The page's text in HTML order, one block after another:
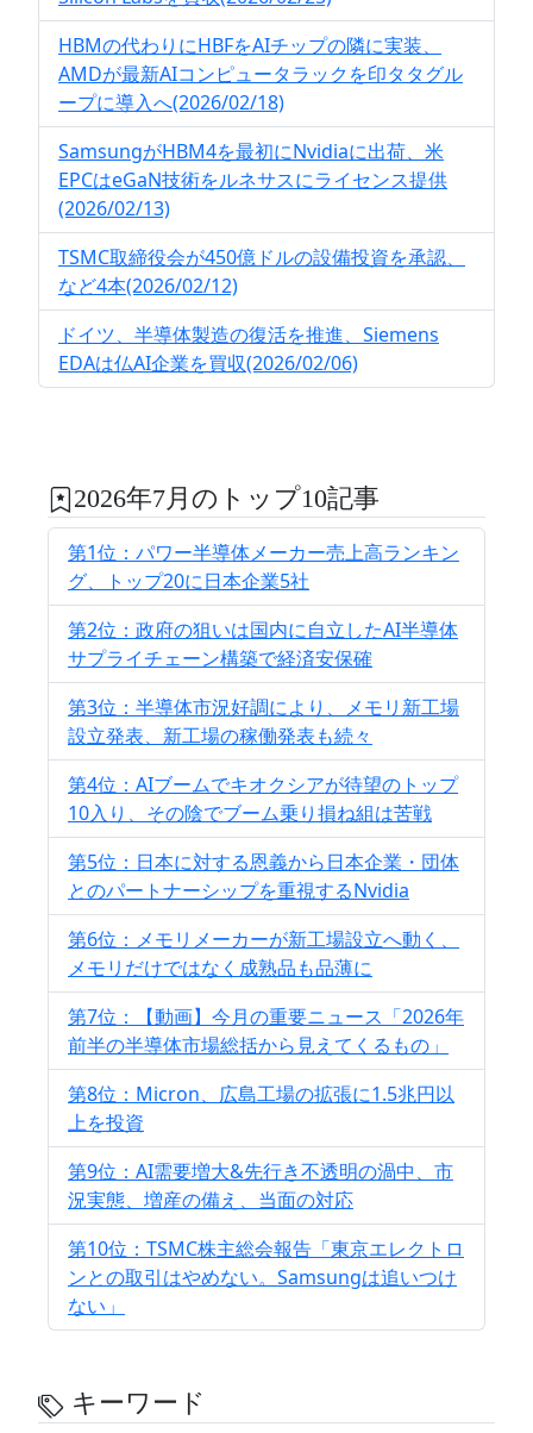
HBMの代わりにHBFをAIチップの隣に実装、
AMDが最新AIコンピュータラックを印タタグル
ープに導入へ(2026/02/18)
SamsungがHBM4を最初にNvidiaに出荷、米
EPCはeGaN技術をルネサスにライセンス提供
(2026/02/13)
TSMC取締役会が450億ドルの設備投資を承認、
など4本(2026/02/12)
ドイツ、半導体製造の復活を推進、Siemens
EDAは仏AI企業を買収(2026/02/06)
2026年7月のトップ10記事
第1位：パワー半導体メーカー売上高ランキン
グ、トップ20に日本企業5社
第2位：政府の狙いは国内に自立したAI半導体
サプライチェーン構築で経済安保確
第3位：半導体市況好調により、メモリ新工場
設立発表、新工場の稼働発表も続々
第4位：AIブームでキオクシアが待望のトップ
10入り、その陰でブーム乗り損ね組は苦戦
第5位：日本に対する恩義から日本企業・団体
とのパートナーシップを重視するNvidia
第6位：メモリメーカーが新工場設立へ動く、
メモリだけではなく成熟品も品薄に
第7位：【動画】今月の重要ニュース「2026年
前半の半導体市場総括から見えてくるもの」
第8位：Micron、広島工場の拡張に1.5兆円以
上を投資
第9位：AI需要増大&先行き不透明の渦中、市
況実態、増産の備え、当面の対応
第10位：TSMC株主総会報告「東京エレクトロ
ンとの取引はやめない。Samsungは追いつけ
ない」
キーワード